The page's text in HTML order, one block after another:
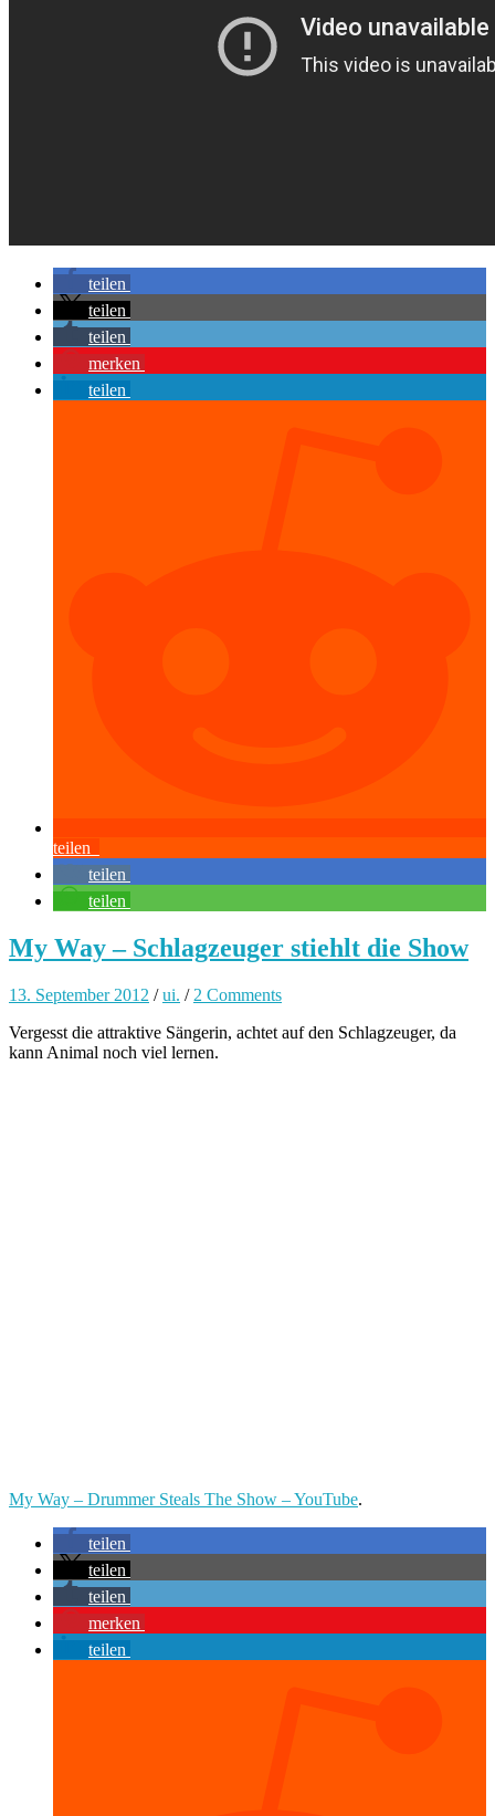
teilen
teilen
teilen
merken
teilen
teilen
teilen
teilen
My Way – Schlagzeuger stiehlt die Show
13. September 2012 /ui. / 2 Comments
Vergesst die attraktive Sängerin, achtet auf den Schlagzeuger, da
kann Animal noch viel lernen.
My Way – Drummer Steals The Show – YouTube.
teilen
teilen
teilen
merken
teilen